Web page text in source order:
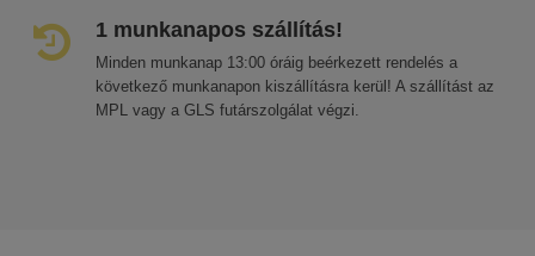
1 munkanapos szállítás!
Minden munkanap 13:00 óráig beérkezett rendelés a
következő munkanapon kiszállításra kerül! A szállítást az
MPL vagy a GLS futárszolgálat végzi.